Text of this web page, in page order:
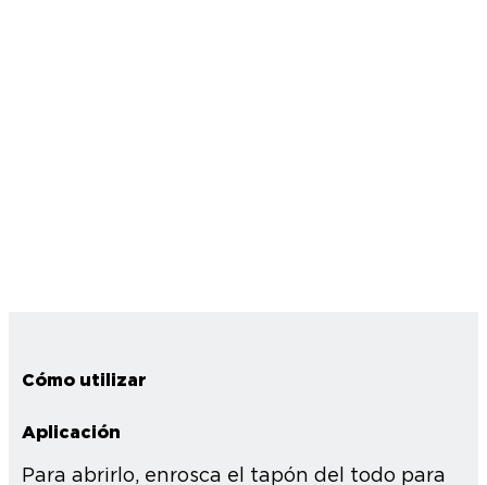
Cómo utilizar
Aplicación
Para abrirlo, enrosca el tapón del todo para